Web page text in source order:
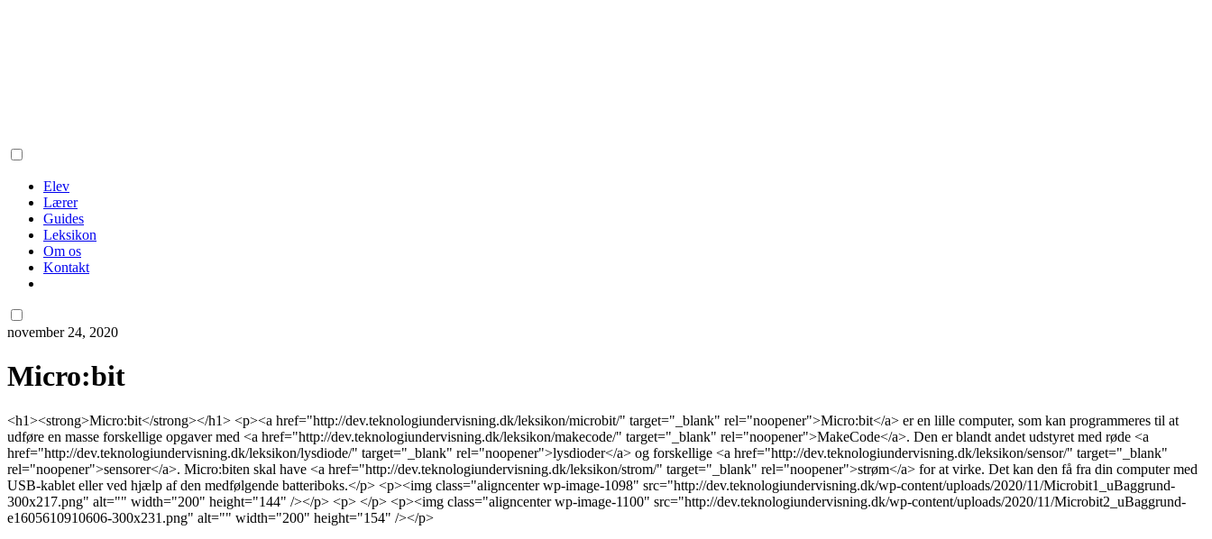
Elev
Lærer
Guides
Leksikon
Om os
Kontakt
november 24, 2020
Micro:bit
<h1><strong>Micro:bit</strong></h1> <p><a href="http://dev.teknologiundervisning.dk/leksikon/microbit/" target="_blank" rel="noopener">Micro:bit</a> er en lille computer, som kan programmeres til at
udføre en masse forskellige opgaver med <a href="http://dev.teknologiundervisning.dk/leksikon/makecode/" target="_blank" rel="noopener">MakeCode</a>. Den er blandt andet udstyret med røde <a
href="http://dev.teknologiundervisning.dk/leksikon/lysdiode/" target="_blank" rel="noopener">lysdioder</a> og forskellige <a href="http://dev.teknologiundervisning.dk/leksikon/sensor/" target="_blank"
rel="noopener">sensorer</a>. Micro:biten skal have <a href="http://dev.teknologiundervisning.dk/leksikon/strom/" target="_blank" rel="noopener">strøm</a> for at virke. Det kan den få fra din computer med
USB-kablet eller ved hjælp af den medfølgende batteriboks.</p> <p><img class="aligncenter wp-image-1098" src="http://dev.teknologiundervisning.dk/wp-content/uploads/2020/11/Microbit1_uBaggrund-
300x217.png" alt="" width="200" height="144" /></p> <p> </p> <p><img class="aligncenter wp-image-1100" src="http://dev.teknologiundervisning.dk/wp-content/uploads/2020/11/Microbit2_uBaggrund-
e1605610910606-300x231.png" alt="" width="200" height="154" /></p>